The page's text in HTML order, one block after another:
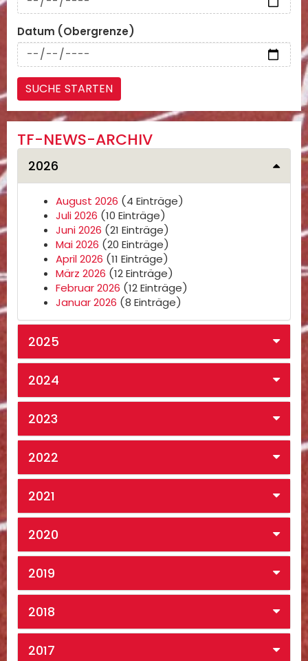
Datum (Obergrenze)
TF-NEWS-ARCHIV
2026
August 2026 (4 Einträge)
Juli 2026 (10 Einträge)
Juni 2026 (21 Einträge)
Mai 2026 (20 Einträge)
April 2026 (11 Einträge)
März 2026 (12 Einträge)
Februar 2026 (12 Einträge)
Januar 2026 (8 Einträge)
2025
2024
2023
2022
2021
2020
2019
2018
2017